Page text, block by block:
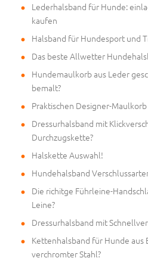
Lederhalsband für Hunde:
kaufen
Halsband für Hundesport und
Das beste Allwetter
Hundemaulkorb aus Leder
bemalt?
Praktischen Designer-
Dressurhalsband mit
Durchzugskette?
Halskette Auswahl!
Hundehalsband
Die richitge Führleine-
Leine?
Dressurhalsband mit
Kettenhalsband für Hunde aus
verchromter Stahl?